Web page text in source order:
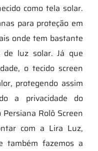
como tela solar.
para proteção em
onde tem bastante
de luz solar. Já que
o tecido screen
protegendo assim
a privacidade do
Rolô Screen
com a Lira Luz,
também fazemos a